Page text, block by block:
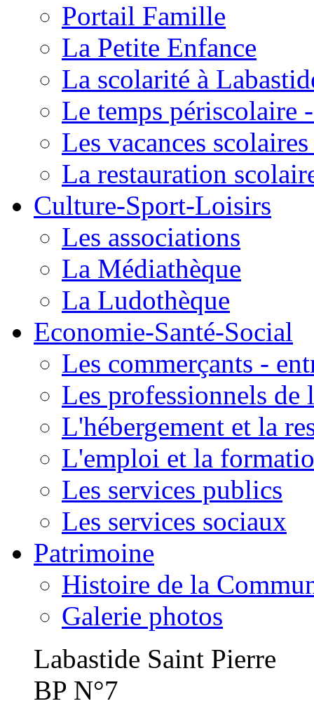
Portail Famille
La Petite Enfance
La scolarité à
Le temps périscolaire
Les vacances
La restauration
Culture-Sport-Loisirs
Les associations
La Médiathèque
La Ludothèque
Economie-Santé-Social
Les commerçants -
Les professionnels de
L'hébergement et la
L'emploi et la
Les services publics
Les services sociaux
Patrimoine
Histoire de la
Galerie photos
Labastide Saint Pierre
BP N°7